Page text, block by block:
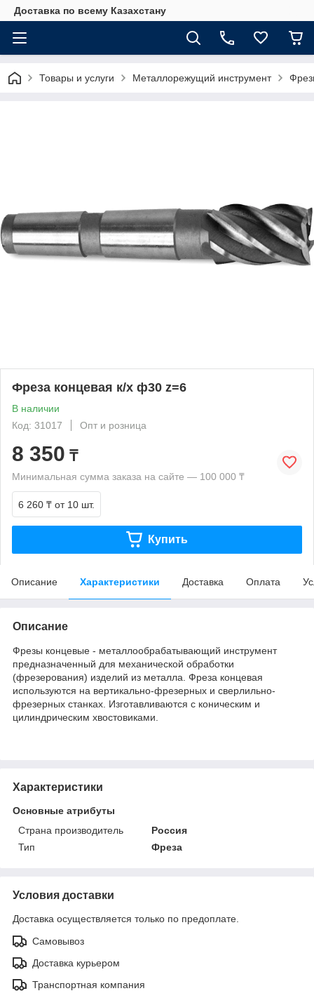
Доставка по всему Казахстану
Товары и услуги Металлорежущий инструмент
Фреза концевая к/х ф30 z=6
В наличии
Код: 31017
Опт и розница
8 350 ₸
Минимальная сумма заказа на сайте — 100 000 ₸
6 260 ₸ от 10 шт.
Купить
Описание Характеристики Доставка Оплата
Описание
Фрезы концевые - металлообрабатывающий инструмент
предназначенный для механической обработки
(фрезерования) изделий из металла. Фреза концевая
используются на вертикально-фрезерных и сверлильно-
фрезерных станках. Изготавливаются с коническим и
цилиндрическим хвостовиками.
Характеристики
Основные атрибуты
Страна производитель
Россия
Тип
Фреза
Условия доставки
Доставка осуществляется только по предоплате.
Самовывоз
Доставка курьером
Транспортная компания